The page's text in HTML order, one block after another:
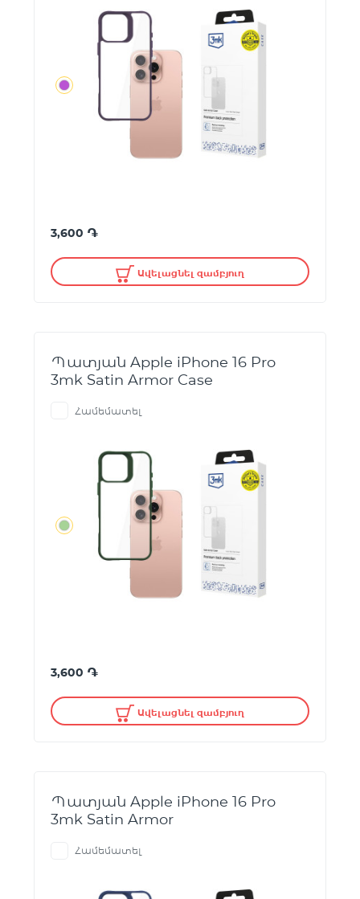
3,600 ֏
Ավելացնել զամբյուղ
Պատյան Apple iPhone 16 Pro
3mk Satin Armor Case
Համեմատել
3,600 ֏
Ավելացնել զամբյուղ
Պատյան Apple iPhone 16 Pro
3mk Satin Armor
Համեմատել